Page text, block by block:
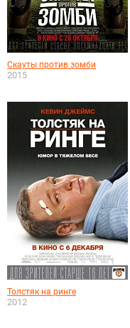
Скауты против зомби
2015
Толстяк на ринге
2012